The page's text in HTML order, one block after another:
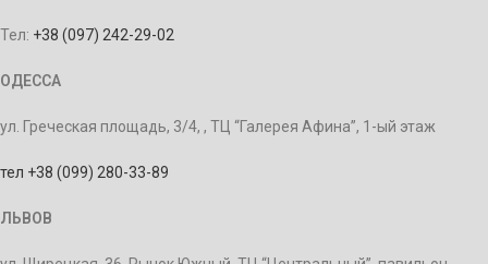
Тел: +38 (097) 242-29-02
ОДЕССА
ул. Греческая площадь, 3/4, , ТЦ “Галерея Афина”, 1-ый этаж
тел +38 (099) 280-33-89
ЛЬВОВ